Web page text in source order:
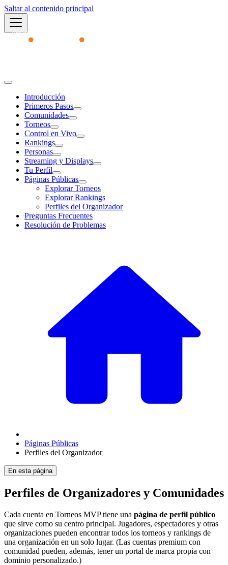
Saltar al contenido principal
Introducción
Primeros Pasos
Comunidades
Torneos
Control en Vivo
Rankings
Personas
Streaming y Displays
Tu Perfil
Páginas Públicas
Explorar Torneos
Explorar Rankings
Perfiles del Organizador
Preguntas Frecuentes
Resolución de Problemas
Páginas Públicas
Perfiles del Organizador
En esta página
Perfiles de Organizadores y Comunidades
Cada cuenta en Torneos MVP tiene una página de perfil público
que sirve como su centro principal. Jugadores, espectadores y otras
organizaciones pueden encontrar todos los torneos y rankings de
una organización en un solo lugar. (Las cuentas premium con
comunidad pueden, además, tener un portal de marca propia con
dominio personalizado.)